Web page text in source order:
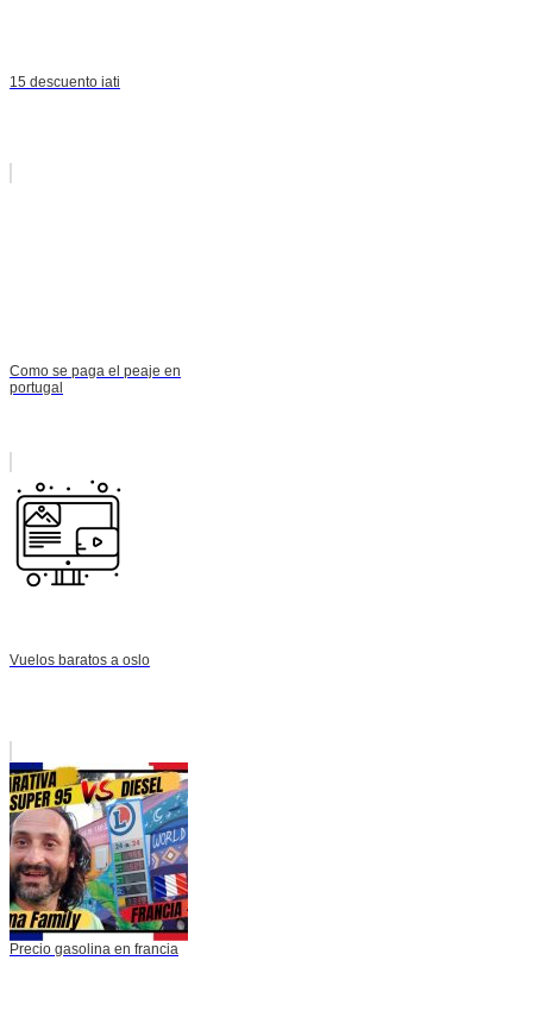
15 descuento iati
Como se paga el peaje en
portugal
Vuelos baratos a oslo
Precio gasolina en francia